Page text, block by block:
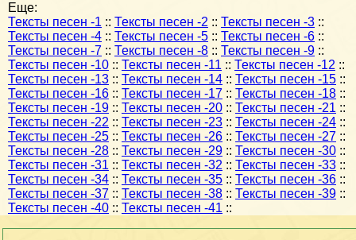
Еще:
Тексты песен -1 :: Тексты песен -2 :: Тексты песен -3 ::
Тексты песен -4 :: Тексты песен -5 :: Тексты песен -6 ::
Тексты песен -7 :: Тексты песен -8 :: Тексты песен -9 ::
Тексты песен -10 :: Тексты песен -11 :: Тексты песен -12 ::
Тексты песен -13 :: Тексты песен -14 :: Тексты песен -15 ::
Тексты песен -16 :: Тексты песен -17 :: Тексты песен -18 ::
Тексты песен -19 :: Тексты песен -20 :: Тексты песен -21 ::
Тексты песен -22 :: Тексты песен -23 :: Тексты песен -24 ::
Тексты песен -25 :: Тексты песен -26 :: Тексты песен -27 ::
Тексты песен -28 :: Тексты песен -29 :: Тексты песен -30 ::
Тексты песен -31 :: Тексты песен -32 :: Тексты песен -33 ::
Тексты песен -34 :: Тексты песен -35 :: Тексты песен -36 ::
Тексты песен -37 :: Тексты песен -38 :: Тексты песен -39 ::
Тексты песен -40 :: Тексты песен -41 ::